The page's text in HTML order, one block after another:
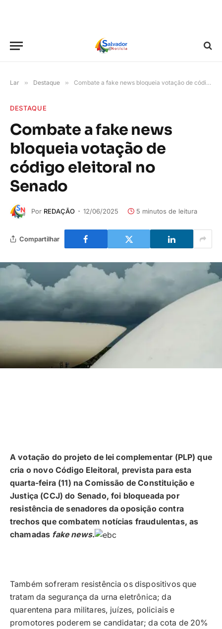
Lar » Destaque » Combate a fake news bloqueia votação de código eleitoral no Senado
DESTAQUE
Combate a fake news
bloqueia votação de
código eleitoral no
Senado
Por REDAÇÃO 12/06/2025 5 minutos de leitura
Compartilhar
A votação do projeto de lei complementar (PLP) que
cria o novo Código Eleitoral, prevista para esta
quarta-feira (11) na Comissão de Constituição e
Justiça (CCJ) do Senado, foi bloqueada por
resistência de senadores da oposição contra
trechos que combatem notícias fraudulentas, as
chamadas fake news.
Também sofreram resistência os dispositivos que
tratam da segurança da urna eletrônica; da
quarentena para militares, juízes, policiais e
promotores poderem se candidatar; da cota de 20%